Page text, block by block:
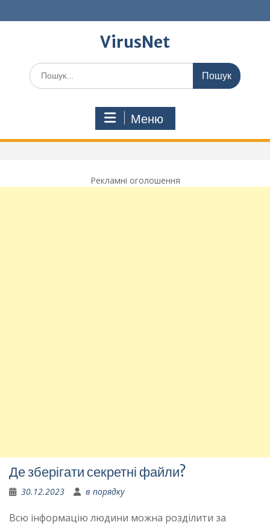
до
VirusNet
Шукати:
Меню
Рекламні оголошення
Де зберігати секретні файли?
30.12.2023 в порядку
Всю інформацію людини можна розділити за